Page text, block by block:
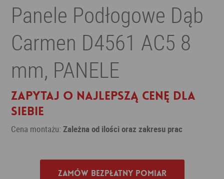
Panele Podłogowe Dąb
Carmen D4561 AC5 8
mm, PANELE
Zapytaj o najlepszą cenę dla
siebie
Cena montażu:Zależna od ilości oraz zakresu prac
Zamów bezpłatny pomiar